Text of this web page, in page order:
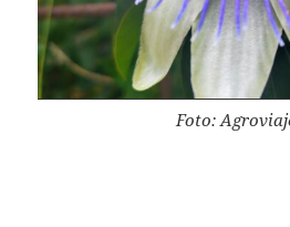
Foto: